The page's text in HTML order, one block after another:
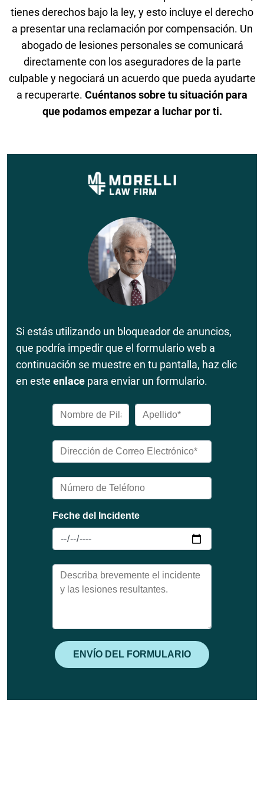
tienes derechos bajo la ley, y esto incluye el derecho
a presentar una reclamación por compensación. Un
abogado de lesiones personales se comunicará
directamente con los aseguradores de la parte
culpable y negociará un acuerdo que pueda ayudarte
a recuperarte. Cuéntanos sobre tu situación para
que podamos empezar a luchar por ti.
Si estás utilizando un bloqueador de anuncios,
que podría impedir que el formulario web a
continuación se muestre en tu pantalla, haz clic
en este enlace para enviar un formulario.